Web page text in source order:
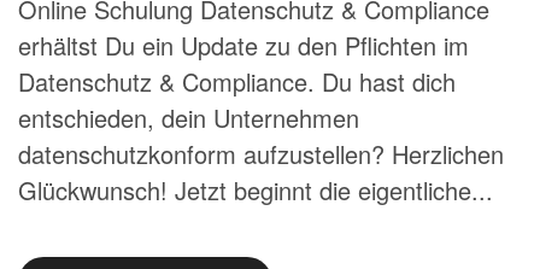
Online Schulung Datenschutz & Compliance
erhältst Du ein Update zu den Pflichten im
Datenschutz & Compliance. Du hast dich
entschieden, dein Unternehmen
datenschutzkonform aufzustellen? Herzlichen
Glückwunsch! Jetzt beginnt die eigentliche...